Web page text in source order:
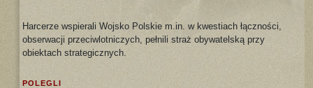
Harcerze wspierali Wojsko Polskie m.in. w kwestiach łączności,
obserwacji przeciwlotniczych, pełnili straż obywatelską przy
obiektach strategicznych.
POLEGLI